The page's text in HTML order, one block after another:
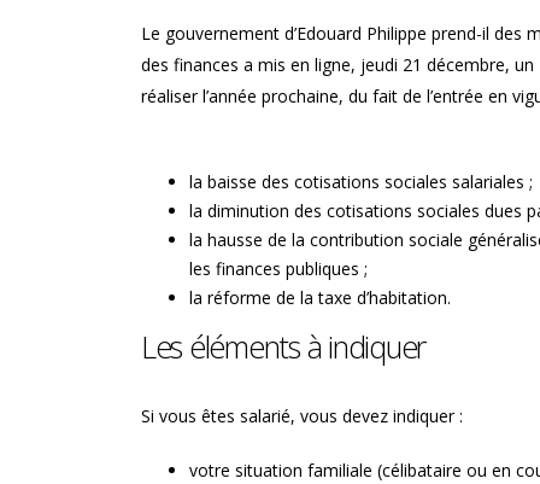
Le gouvernement d’Edouard Philippe prend-il des
des finances a mis en ligne, jeudi 21 décembre, un
réaliser l’année prochaine, du fait de l’entrée en
la baisse des cotisations sociales salariales ;
la diminution des cotisations sociales dues
la hausse de la contribution sociale
les finances publiques ;
la réforme de la taxe d’habitation.
Les éléments à indiquer
Si vous êtes salarié, vous devez indiquer :
votre situation familiale (célibataire ou en